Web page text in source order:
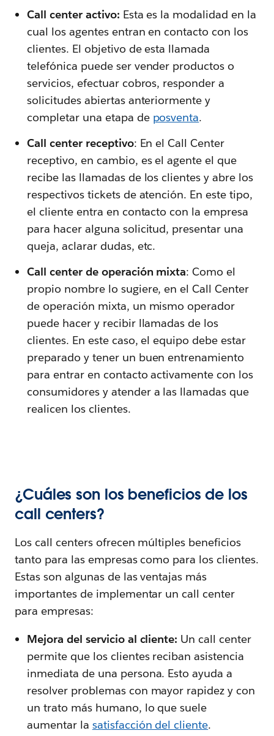
Call center activo: Esta es la modalidad en la
cual los agentes entran en contacto con los
clientes. El objetivo de esta llamada
telefónica puede ser vender productos o
servicios, efectuar cobros, responder a
solicitudes abiertas anteriormente y
completar una etapa de posventa.
Call center receptivo: En el Call Center
receptivo, en cambio, es el agente el que
recibe las llamadas de los clientes y abre los
respectivos tickets de atención. En este tipo,
el cliente entra en contacto con la empresa
para hacer alguna solicitud, presentar una
queja, aclarar dudas, etc.
Call center de operación mixta: Como el
propio nombre lo sugiere, en el Call Center
de operación mixta, un mismo operador
puede hacer y recibir llamadas de los
clientes. En este caso, el equipo debe estar
preparado y tener un buen entrenamiento
para entrar en contacto activamente con los
consumidores y atender a las llamadas que
realicen los clientes.
¿Cuáles son los beneficios de los
call centers?
Los call centers ofrecen múltiples beneficios
tanto para las empresas como para los clientes.
Estas son algunas de las ventajas más
importantes de implementar un call center
para empresas:
Mejora del servicio al cliente: Un call center
permite que los clientes reciban asistencia
inmediata de una persona. Esto ayuda a
resolver problemas con mayor rapidez y con
un trato más humano, lo que suele
aumentar la satisfacción del cliente.